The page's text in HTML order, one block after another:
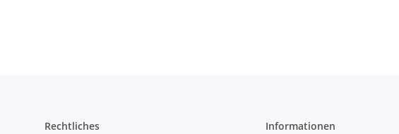
Rechtliches Informationen